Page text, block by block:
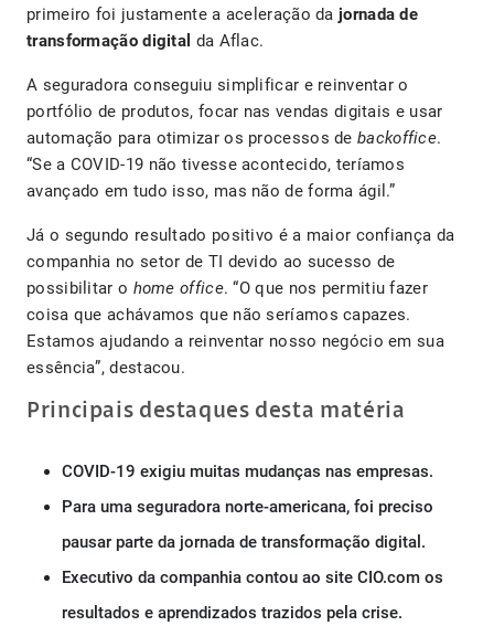
primeiro foi justamente a aceleração dajornada de
transformação digital da Aflac.
A seguradora conseguiu simplificar e reinventar o
portfólio de produtos, focar nas vendas digitais e usar
automação para otimizar os processos de backoffice.
“Se a COVID-19 não tivesse acontecido, teríamos
avançado em tudo isso, mas não de forma ágil.”
Já o segundo resultado positivo é a maior confiança da
companhia no setor de TI devido ao sucesso de
possibilitar o home office. “O que nos permitiu fazer
coisa que achávamos que não seríamos capazes.
Estamos ajudando a reinventar nosso negócio em sua
essência”, destacou.
Principais destaques desta matéria
COVID-19 exigiu muitas mudanças nas empresas.
Para uma seguradora norte-americana, foi preciso
pausar parte da jornada de transformação digital.
Executivo da companhia contou ao site CIO.com os
resultados e aprendizados trazidos pela crise.